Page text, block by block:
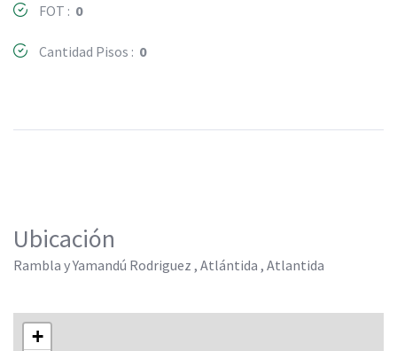
FOT : 0
Cantidad Pisos : 0
Ubicación
Rambla y Yamandú Rodriguez , Atlántida , Atlantida
+